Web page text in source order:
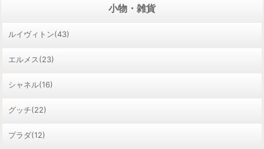
小物・雑貨
ルイヴィトン(43)
エルメス(23)
シャネル(16)
グッチ(22)
プラダ(12)